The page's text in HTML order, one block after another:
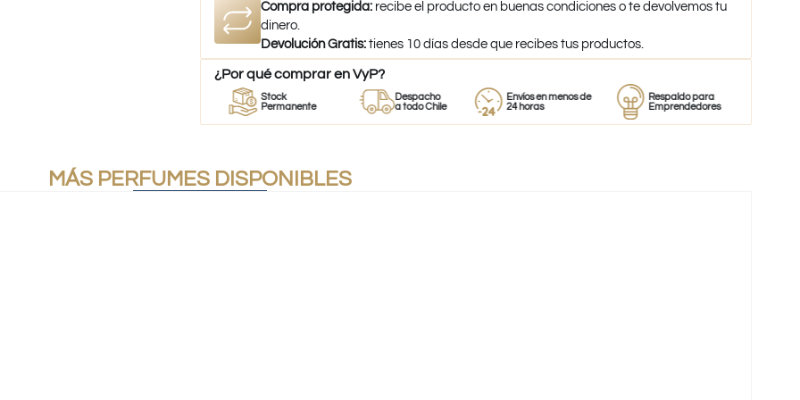
Compra protegida: recibe el producto en buenas condiciones o te devolvemos tu
dinero.
Devolución Gratis: tienes 10 días desde que recibes tus productos.
¿Por qué comprar en VyP?
Stock
Permanente
Despacho
a todo Chile
Envíos en menos de
24 horas
Respaldo para
Emprendedores
MÁS PERFUMES DISPONIBLES